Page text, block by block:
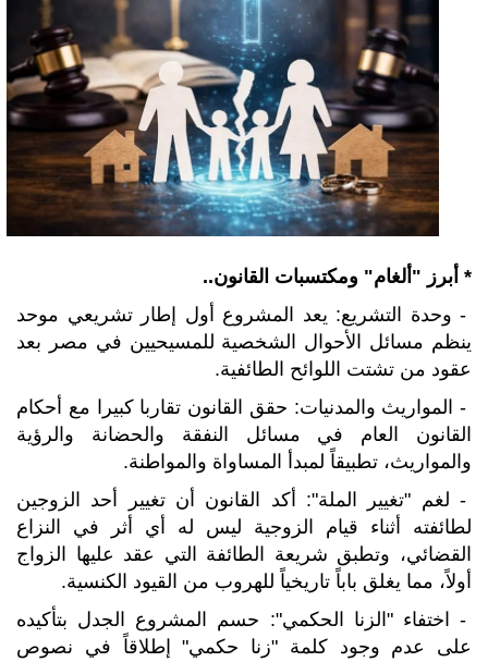
* أبرز " ألغام" ومكتسبات القانون..
- وحدة التشريع: يعد المشروع أول إطار تشريعي موحد
ينظم مسائل الأحوال الشخصية للمسيحيين في مصر بعد
عقود من تشتت اللوائح الطائفية.
- المواريث والمدنيات: حقق القانون تقاربا كبيرا مع أحكام
القانون العام في مسائل النفقة والحضانة والرؤية
والمواريث، تطبيقاً لمبدأ المساواة والمواطنة.
- لغم "تغيير الملة": أكد القانون أن تغيير أحد الزوجين
لطائفته أثناء قيام الزوجية ليس له أي أثر في النزاع
القضائي، وتطبق شريعة الطائفة التي عقد عليها الزواج
أولاً، مما يغلق باباً تاريخياً للهروب من القيود الكنسية.
- اختفاء "الزنا الحكمي": حسم المشروع الجدل بتأكيده
على عدم وجود كلمة "زنا حكمي" إطلاقاً في نصوص